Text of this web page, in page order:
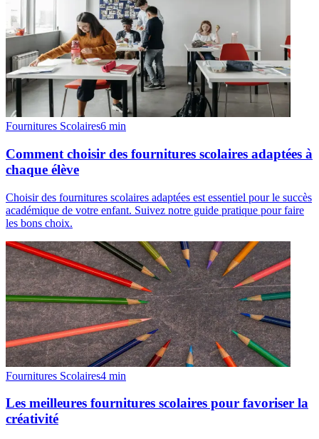
Fournitures Scolaires6 min
Comment choisir des fournitures scolaires adaptées à
chaque élève
Choisir des fournitures scolaires adaptées est essentiel pour le succès
académique de votre enfant. Suivez notre guide pratique pour faire
les bons choix.
Fournitures Scolaires4 min
Les meilleures fournitures scolaires pour favoriser la
créativité